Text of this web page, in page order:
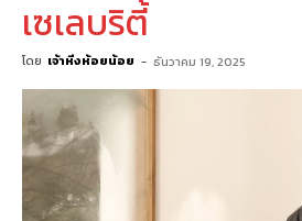
เซเลบริตี้
โดย เจ้าหิ่งห้อยน้อย - ธันวาคม 19, 2025